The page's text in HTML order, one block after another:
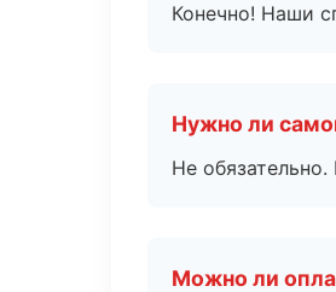
Конечно! Наши
Нужно ли
Не
Можно ли